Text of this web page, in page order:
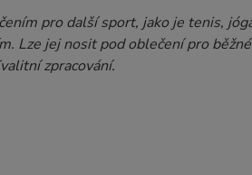
pro další sport, jako je tenis,
Lze jej nosit pod oblečení pro
zpracování.